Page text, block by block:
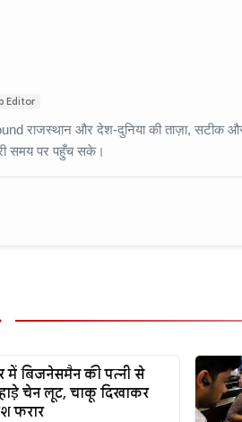
Public Figure • 11 Jun,
Editor
राजस्थान और देश-दुनिया की ताज़ा, सटीक
समय पर पहुँच सके।
में बिजनेसमैन की पत्नी से
चेन लूट, चाकू दिखाकर
फरार